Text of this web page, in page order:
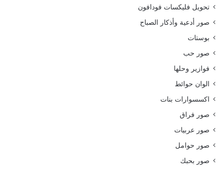
تحويل فليكسات فودافون
صور أدعية وأذكار الصباح
بوستات
صور حب
فوازير وحلها
الوان حوائط
اكسسوارات بنات
صور فراق
صور عربيات
صور حوامل
صور بحبك